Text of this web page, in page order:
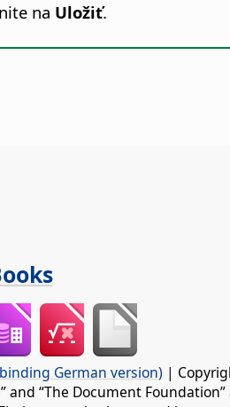
na Uložiť.
German version) |
and “The Document